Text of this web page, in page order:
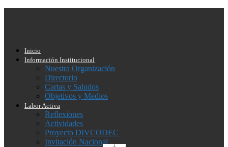
Inicio
Información Institucional
Nuestra Organización
Directorio
Cartas y Saludos
Objetivos y Medios
Labor Activa
Reflexiones
Actividades
Proyecto DIVCODEC
Invitación Nacional